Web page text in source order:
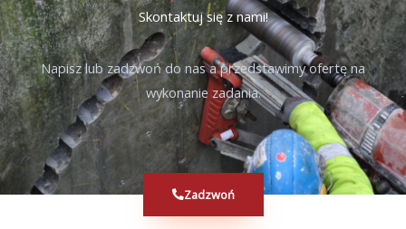
Skontaktuj się z nami!
Napisz lub zadzwoń do nas a przedstawimy ofertę na
wykonanie zadania.
Zadzwoń